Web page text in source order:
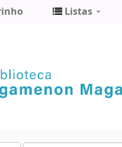
Listas